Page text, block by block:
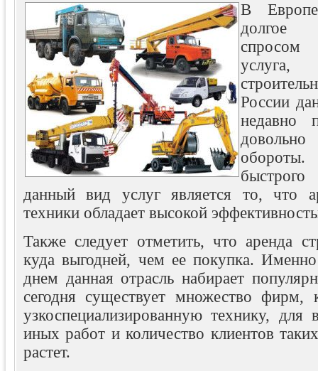
В
долгое
спросом
России
недавно
данный вид услуг является то, что
техники обладает высокой
Также следует отметить, что аренда
куда выгодней, чем ее покупка.
днем данная отрасль набирает
сегодня существует множество фирм,
узкоспециализированную технику, для
иных работ и количество клиентов
растет.